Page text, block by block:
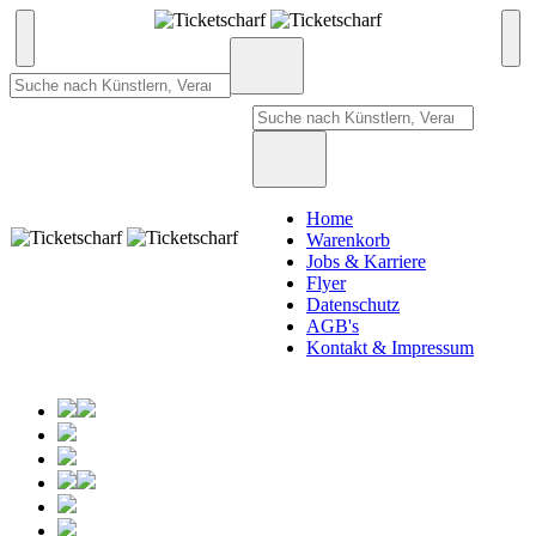
Home
Warenkorb
Jobs & Karriere
Flyer
Datenschutz
AGB's
Kontakt & Impressum